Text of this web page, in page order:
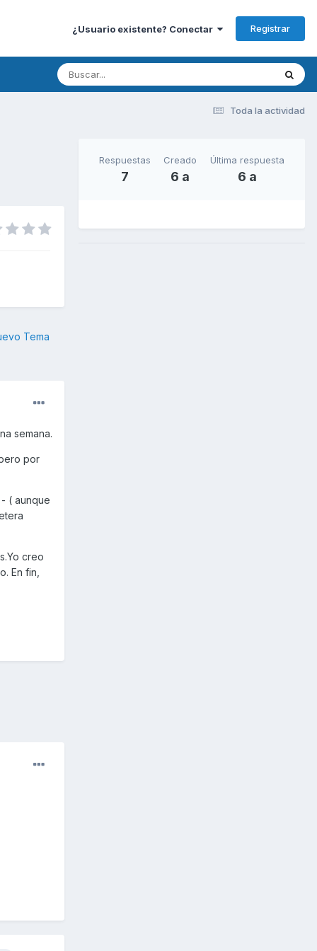
¿Usuario existente? Conectar Registrar
Toda la actividad
Tema
semana.
por
( aunque
creo
En fin,
Respuestas
7
Creado
6 a
Última respuesta
6 a